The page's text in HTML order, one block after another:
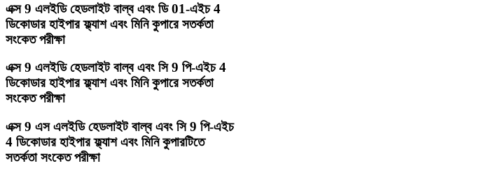
এক্স 9 এলইডি হেডলাইট বাল্ব এবং ডি 01-এইচ 4
ডিকোডার হাইপার ফ্ল্যাশ এবং মিনি কুপারে সতর্কতা
সংকেত পরীক্ষা
এক্স 9 এলইডি হেডলাইট বাল্ব এবং সি 9 পি-এইচ 4
ডিকোডার হাইপার ফ্ল্যাশ এবং মিনি কুপারে সতর্কতা
সংকেত পরীক্ষা
এক্স 9 এস এলইডি হেডলাইট বাল্ব এবং সি 9 পি-এইচ
4 ডিকোডার হাইপার ফ্ল্যাশ এবং মিনি কুপারটিতে
সতর্কতা সংকেত পরীক্ষা